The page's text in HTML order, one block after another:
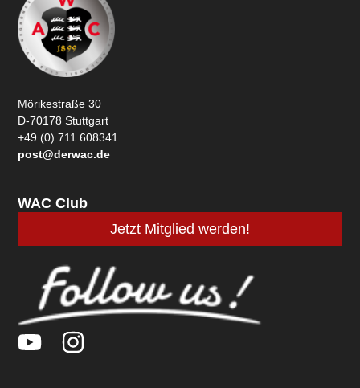
Mörikestraße 30
D-70178 Stuttgart
+49 (0) 711 608341
post@derwac.de
WAC Club
Jetzt Mitglied werden!
Y
I